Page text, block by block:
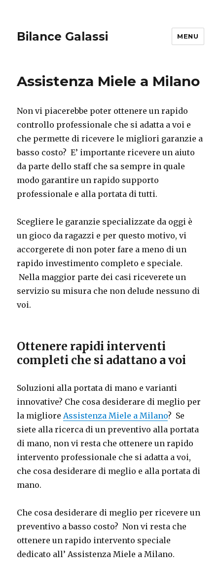
Bilance Galassi MENU
Assistenza Miele a Milano
Non vi piacerebbe poter ottenere un rapido
controllo professionale che si adatta a voi e
che permette di ricevere le migliori garanzie a
basso costo? E’ importante ricevere un aiuto
da parte dello staff che sa sempre in quale
modo garantire un rapido supporto
professionale e alla portata di tutti.
Scegliere le garanzie specializzate da oggi è
un gioco da ragazzi e per questo motivo, vi
accorgerete di non poter fare a meno di un
rapido investimento completo e speciale.
Nella maggior parte dei casi riceverete un
servizio su misura che non delude nessuno di
voi.
Ottenere rapidi interventi
completi che si adattano a voi
Soluzioni alla portata di mano e varianti
innovative? Che cosa desiderare di meglio per
la miglioreAssistenza Miele a Milano? Se
siete alla ricerca di un preventivo alla portata
di mano, non vi resta che ottenere un rapido
intervento professionale che si adatta a voi,
che cosa desiderare di meglio e alla portata di
mano.
Che cosa desiderare di meglio per ricevere un
preventivo a basso costo? Non vi resta che
ottenere un rapido intervento speciale
dedicato all’ Assistenza Miele a Milano.